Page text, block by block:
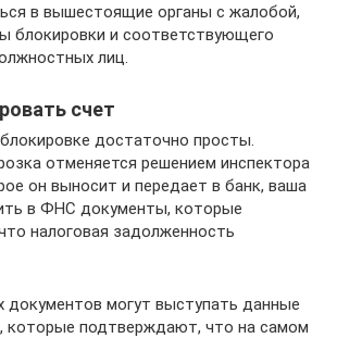
в вышестоящие органы с жалобой,
блокировки и соответствующего
лиц.
счет
достаточно просты.
отменяется решением инспектора
он выносит и передает в банк, ваша
в ФНС документы, которые
налоговая задолженность
документов могут выступать данные
которые подтверждают, что на самом